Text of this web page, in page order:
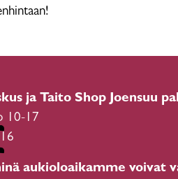
ja Taito Shop Joensuu
10-17
aukioloaikamme voivat